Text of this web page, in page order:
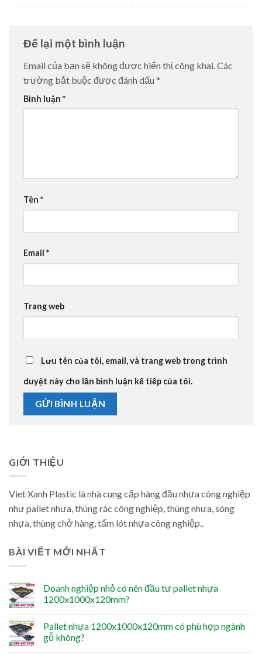
Để lại một bình luận
Email của bạn sẽ không được hiển thị công khai. Các
trường bắt buộc được đánh dấu *
Bình luận *
Tên *
Email *
Trang web
Lưu tên của tôi, email, và trang web trong trình
duyệt này cho lần bình luận kế tiếp của tôi.
GIỚI THIỆU
Viet Xanh Plastic là nhà cung cấp hàng đầu nhựa công nghiệp
như pallet nhựa, thùng rác công nghiệp, thùng nhựa, sóng
nhựa, thùng chở hàng, tấm lót nhựa công nghiệp..
BÀI VIẾT MỚI NHẤT
Doanh nghiệp nhỏ có nên đầu tư pallet nhựa
1200x1000x120mm?
Pallet nhựa 1200x1000x120mm có phù hợp ngành
gỗ không?